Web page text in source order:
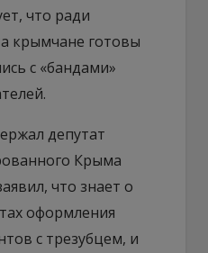
что ради
крымчане готовы
с «бандами»
депутат
Крыма
что знает о
оформления
с трезубцем, и